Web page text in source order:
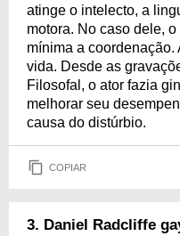
atinge o intelecto, a
motora. No caso dele,
mínima a coordenação.
vida. Desde as
Filosofal, o ator fazia
melhorar seu
causa do distúrbio.
COPIAR
3. Daniel Radcliffe